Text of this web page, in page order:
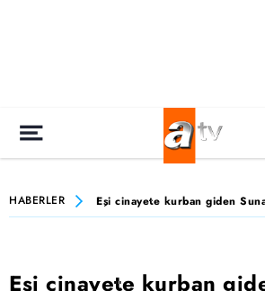
HABERLER Eşi cinayete kurban giden
Eşi cinayete kurban